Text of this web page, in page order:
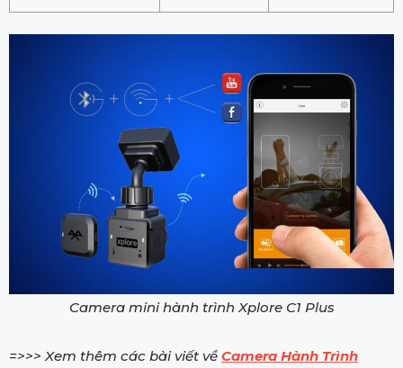
Camera mini hành trình Xplore C1 Plus
=>>> Xem thêm các bài viết về Camera Hành Trình